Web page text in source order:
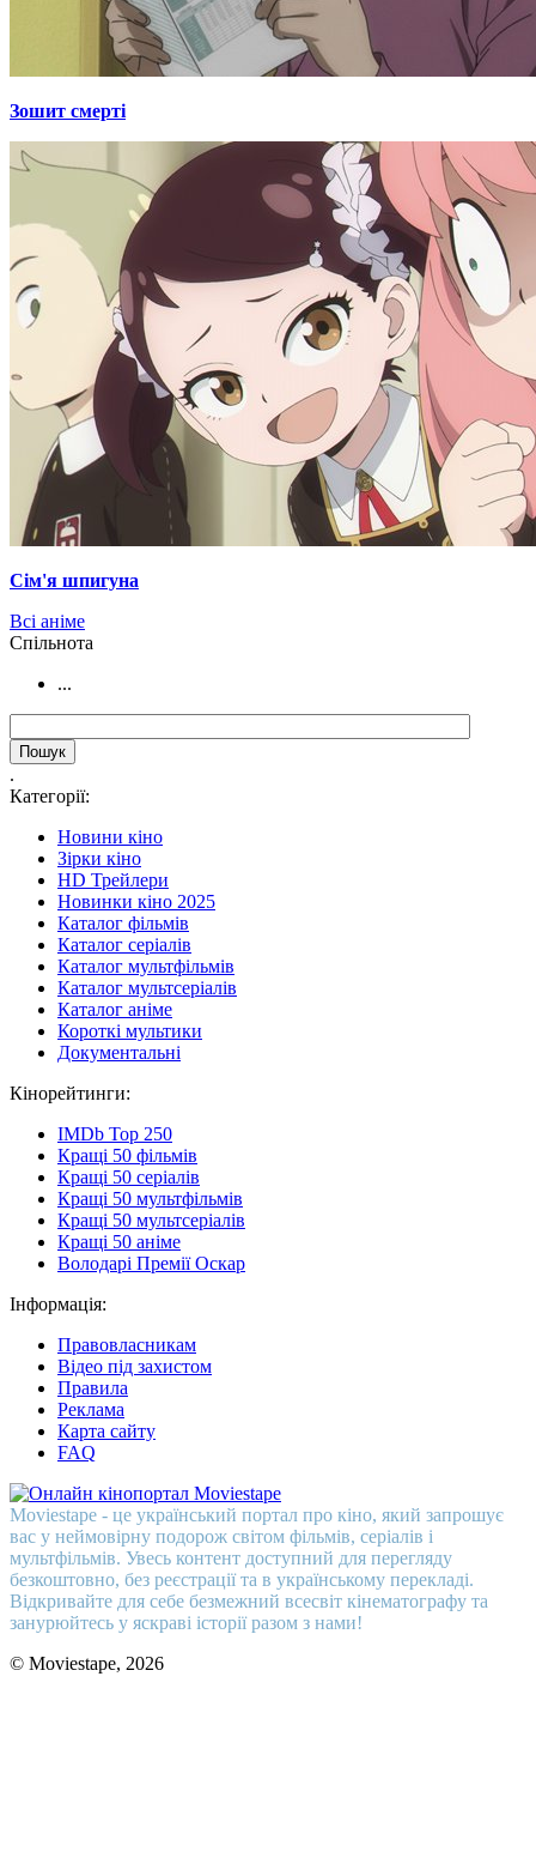
Зошит смерті
Сім'я шпигуна
Всі аніме
Cпільнота
...
.
Категорії:
Новини кіно
Зірки кіно
HD Трейлери
Новинки кіно 2025
Каталог фільмів
Каталог серіалів
Каталог мультфільмів
Каталог мультсеріалів
Каталог аніме
Короткі мультики
Документальні
Кінорейтинги:
IMDb Top 250
Кращі 50 фільмів
Кращі 50 серіалів
Кращі 50 мультфільмів
Кращі 50 мультсеріалів
Кращі 50 аніме
Володарі Премії Оскар
Інформація:
Правовласникам
Відео під захистом
Правила
Реклама
Карта сайту
FAQ
Moviestape - це український портал про кіно, який запрошує
вас у неймовірну подорож світом фільмів, серіалів і
мультфільмів. Увесь контент доступний для перегляду
безкоштовно, без реєстрації та в українському перекладі.
Відкривайте для себе безмежний всесвіт кінематографу та
занурюйтесь у яскраві історії разом з нами!
© Moviestape, 2026